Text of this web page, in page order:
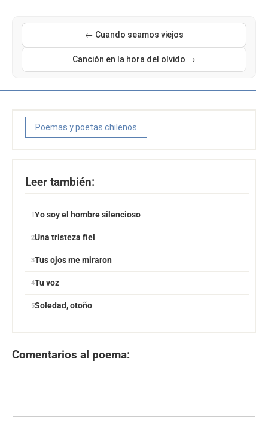
← Cuando seamos viejos
Canción en la hora del olvido →
Poemas y poetas chilenos
Leer también:
Yo soy el hombre silencioso
Una tristeza fiel
Tus ojos me miraron
Tu voz
Soledad, otoño
Comentarios al poema: